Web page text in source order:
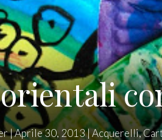
|Aprile 30, 2013|Acquerelli,